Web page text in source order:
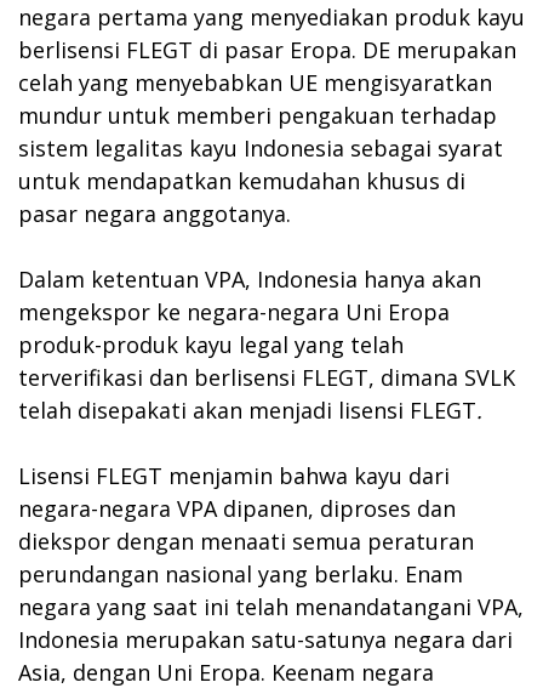
negara pertama yang menyediakan produk kayu
berlisensi FLEGT di pasar Eropa. DE merupakan
celah yang menyebabkan UE mengisyaratkan
mundur untuk memberi pengakuan terhadap
sistem legalitas kayu Indonesia sebagai syarat
untuk mendapatkan kemudahan khusus di
pasar negara anggotanya.
Dalam ketentuan VPA, Indonesia hanya akan
mengekspor ke negara-negara Uni Eropa
produk-produk kayu legal yang telah
terverifikasi dan berlisensi FLEGT, dimana SVLK
telah disepakati akan menjadi lisensi FLEGT.
Lisensi FLEGT menjamin bahwa kayu dari
negara-negara VPA dipanen, diproses dan
diekspor dengan menaati semua peraturan
perundangan nasional yang berlaku. Enam
negara yang saat ini telah menandatangani VPA,
Indonesia merupakan satu-satunya negara dari
Asia, dengan Uni Eropa. Keenam negara